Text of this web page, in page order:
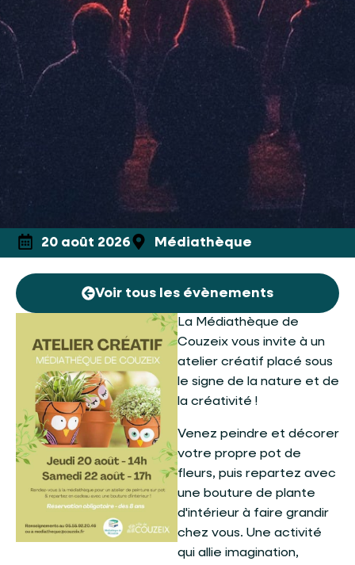
20 août 2026 Médiathèque
Voir tous les évènements
La Médiathèque de
Couzeix vous invite à un
atelier créatif placé sous
le signe de la nature et de
la créativité !
Venez peindre et décorer
votre propre pot de
fleurs, puis repartez avec
une bouture de plante
d'intérieur à faire grandir
chez vous. Une activité
qui allie imagination,